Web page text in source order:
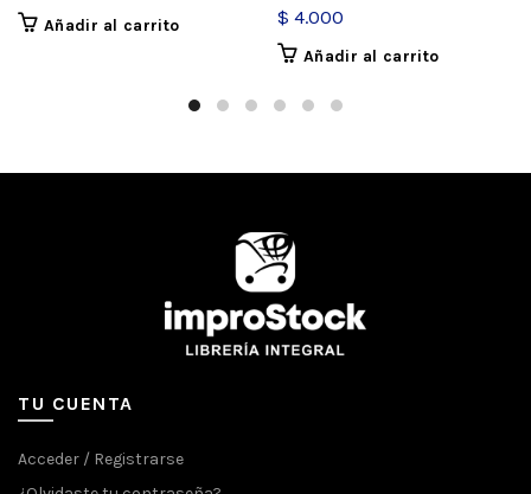
Añadir al carrito
$ 4.000
Añadir al carrito
TU CUENTA
Acceder / Registrarse